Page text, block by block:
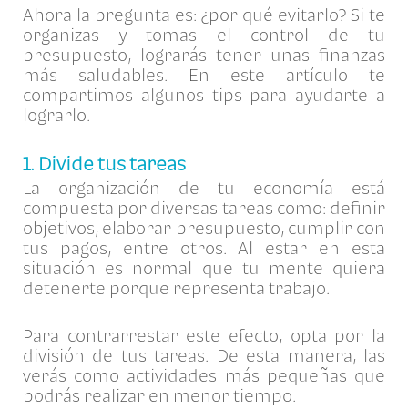
Ahora la pregunta es: ¿por qué evitarlo? Si te
organizas y tomas el control de tu
presupuesto, lograrás tener unas finanzas
más saludables. En este artículo te
compartimos algunos tips para ayudarte a
lograrlo.
1. Divide tus tareas
La organización de tu economía está
compuesta por diversas tareas como: definir
objetivos, elaborar presupuesto, cumplir con
tus pagos, entre otros. Al estar en esta
situación es normal que tu mente quiera
detenerte porque representa trabajo.
Para contrarrestar este efecto, opta por la
división de tus tareas. De esta manera, las
verás como actividades más pequeñas que
podrás realizar en menor tiempo.